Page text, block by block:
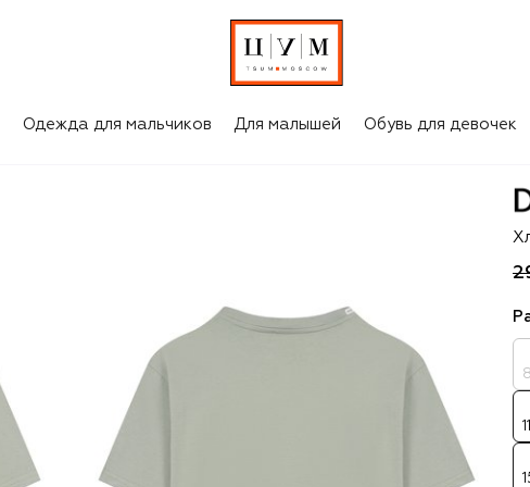
Одежда для мальчиков Для малышей Обувь для девочек